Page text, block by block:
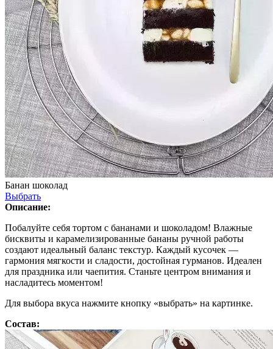
Банан шоколад
Выбрать
Описание:
Побалуйте себя тортом с бананами и шоколадом! Влажные
бисквиты и карамелизированные бананы ручной работы
создают идеальный баланс текстур. Каждый кусочек —
гармония мягкости и сладости, достойная гурманов. Идеален
для праздника или чаепития. Станьте центром внимания и
насладитесь моментом!
Для выбора вкуса нажмите кнопку «выбрать» на картинке.
Состав: